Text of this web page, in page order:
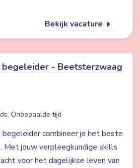
Bekijk vacature
- Beetsterzwaag
Onbepaalde tijd
combineer je het beste
Met jouw verpleegkundige skills
voor het dagelijkse leven van